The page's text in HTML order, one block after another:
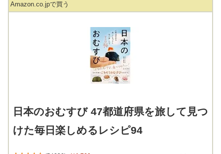
Amazon.co.jpで買う
日本のおむすび 47都道府県を旅して見つ
けた毎日楽しめるレシピ94